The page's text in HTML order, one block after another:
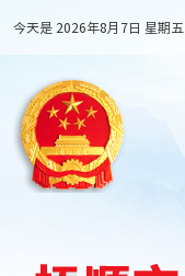
今天是 2026年8月7日 星期五